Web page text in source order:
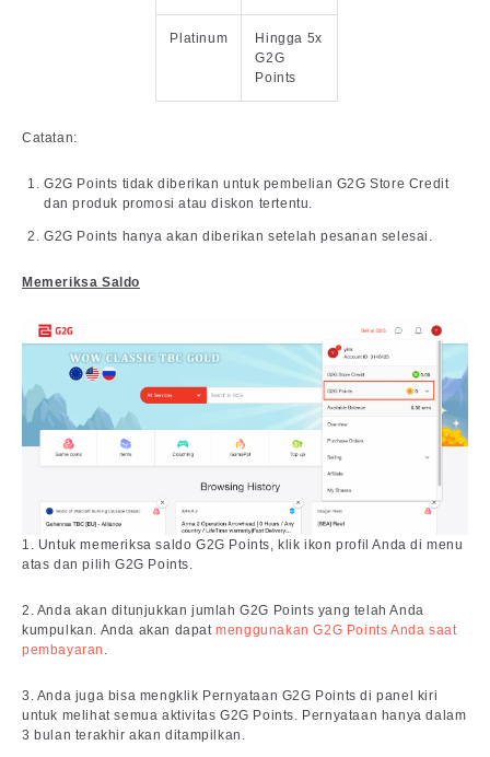
Platinum
Hingga 5x
G2G
Points
Catatan:
G2G Points tidak diberikan untuk pembelian G2G Store Credit
dan produk promosi atau diskon tertentu.
G2G Points hanya akan diberikan setelah pesanan selesai.
Memeriksa Saldo
1. Untuk memeriksa saldo G2G Points, klik ikon profil Anda di menu
atas dan pilih G2G Points.
2. Anda akan ditunjukkan jumlah G2G Points yang telah Anda
kumpulkan. Anda akan dapatmenggunakan G2G Points Anda saat
pembayaran .
3. Anda juga bisa mengklik Pernyataan G2G Points di panel kiri
untuk melihat semua aktivitas G2G Points. Pernyataan hanya dalam
3 bulan terakhir akan ditampilkan.